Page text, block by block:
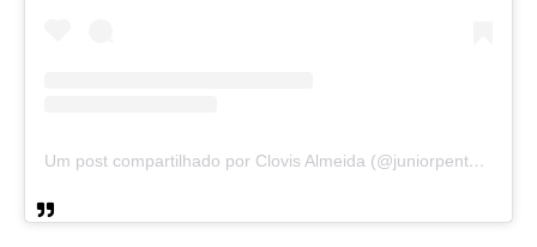
Um post compartilhado por Clovis Almeida (@juniorpentecoste01)